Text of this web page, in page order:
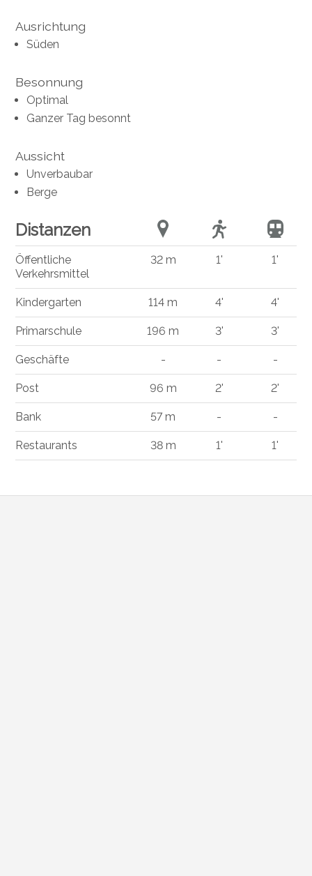
Ausrichtung
Süden
Besonnung
Optimal
Ganzer Tag besonnt
Aussicht
Unverbaubar
Berge
Distanzen
Öffentliche
Verkehrsmittel
32 m 1' 1'
Kindergarten 114 m 4' 4'
Primarschule 196 m 3' 3'
Geschäfte - - -
Post 96 m 2' 2'
Bank 57 m - -
Restaurants 38 m 1' 1'